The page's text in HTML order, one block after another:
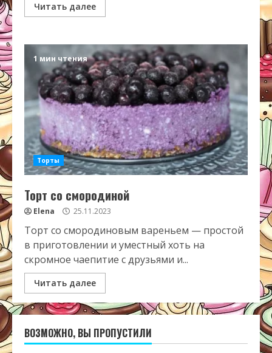
Читать далее
1 мин чтения
Торты
Торт со смородиной
Elena 25.11.2023
Торт со смородиновым вареньем — простой
в приготовлении и уместный хоть на
скромное чаепитие с друзьями и...
Читать далее
ВОЗМОЖНО, ВЫ ПРОПУСТИЛИ